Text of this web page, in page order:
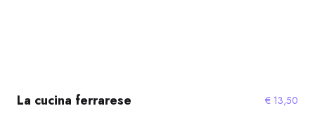
La cucina ferrarese € 13,50